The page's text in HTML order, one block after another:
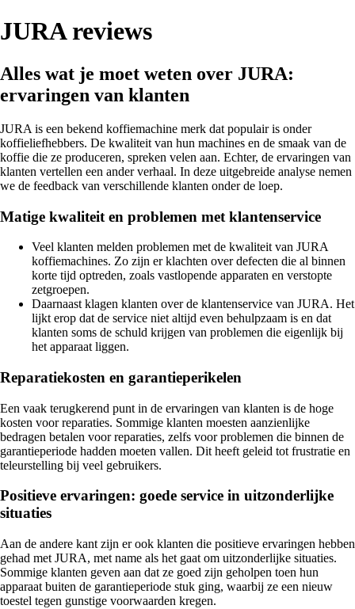
JURA reviews
Alles wat je moet weten over JURA:
ervaringen van klanten
JURA is een bekend koffiemachine merk dat populair is onder
koffieliefhebbers. De kwaliteit van hun machines en de smaak van de
koffie die ze produceren, spreken velen aan. Echter, de ervaringen van
klanten vertellen een ander verhaal. In deze uitgebreide analyse nemen
we de feedback van verschillende klanten onder de loep.
Matige kwaliteit en problemen met klantenservice
Veel klanten melden problemen met de kwaliteit van JURA
koffiemachines. Zo zijn er klachten over defecten die al binnen
korte tijd optreden, zoals vastlopende apparaten en verstopte
zetgroepen.
Daarnaast klagen klanten over de klantenservice van JURA. Het
lijkt erop dat de service niet altijd even behulpzaam is en dat
klanten soms de schuld krijgen van problemen die eigenlijk bij
het apparaat liggen.
Reparatiekosten en garantieperikelen
Een vaak terugkerend punt in de ervaringen van klanten is de hoge
kosten voor reparaties. Sommige klanten moesten aanzienlijke
bedragen betalen voor reparaties, zelfs voor problemen die binnen de
garantieperiode hadden moeten vallen. Dit heeft geleid tot frustratie en
teleurstelling bij veel gebruikers.
Positieve ervaringen: goede service in uitzonderlijke
situaties
Aan de andere kant zijn er ook klanten die positieve ervaringen hebben
gehad met JURA, met name als het gaat om uitzonderlijke situaties.
Sommige klanten geven aan dat ze goed zijn geholpen toen hun
apparaat buiten de garantieperiode stuk ging, waarbij ze een nieuw
toestel tegen gunstige voorwaarden kregen.